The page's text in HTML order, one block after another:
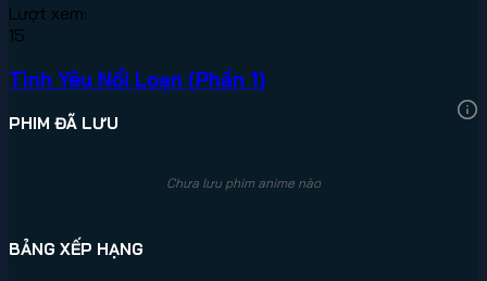
Lượt xem:
15
Tình Yêu Nổi Loạn (Phần 1)
PHIM ĐÃ LƯU
Chưa lưu phim anime nào
BẢNG XẾP HẠNG